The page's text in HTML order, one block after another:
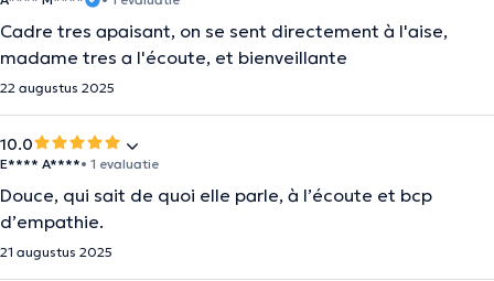
Cadre tres apaisant, on se sent directement à l'aise,
madame tres a l'écoute, et bienveillante
22 augustus 2025
10.0
E**** A****• 1 evaluatie
Douce, qui sait de quoi elle parle, à l’écoute et bcp
d’empathie.
21 augustus 2025